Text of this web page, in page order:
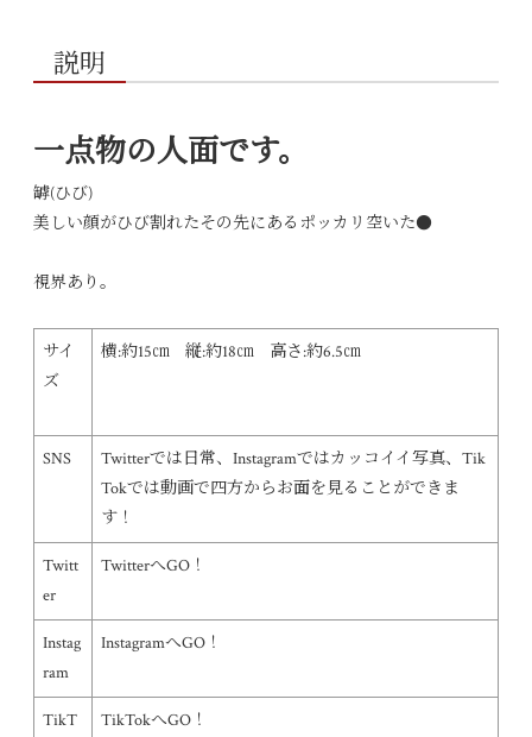
説明
一点物の人面です。
罅(ひび)
美しい顔がひび割れたその先にあるポッカリ空いた●
視界あり。
サイ
ズ
横:約15㎝ 縦:約18㎝ 高さ:約6.5㎝
SNS
Twitterでは日常、Instagramではカッコイイ写真、Tik
Tokでは動画で四方からお面を見ることができま
す！
Twitt
er
TwitterへGO！
Instag
ram
InstagramへGO！
TikT
TikTokへGO！